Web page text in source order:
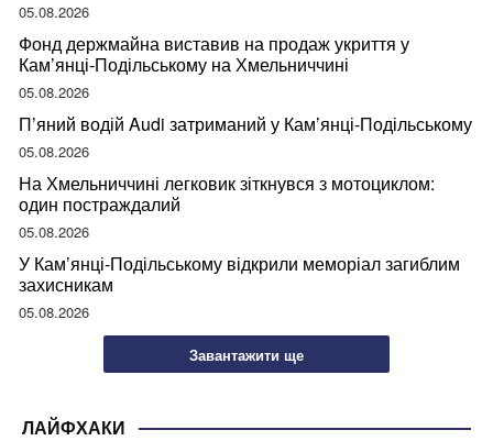
05.08.2026
Фонд держмайна виставив на продаж укриття у
Кам’янці-Подільському на Хмельниччині
05.08.2026
П’яний водій Audi затриманий у Кам’янці-Подільському
05.08.2026
На Хмельниччині легковик зіткнувся з мотоциклом:
один постраждалий
05.08.2026
У Кам’янці-Подільському відкрили меморіал загиблим
захисникам
05.08.2026
Завантажити ще
ЛАЙФХАКИ